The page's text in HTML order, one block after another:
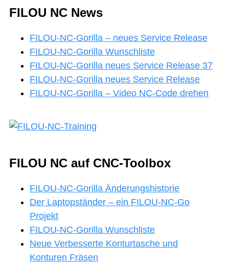
FILOU NC News
FILOU-NC-Gorilla – neues Service Release
FILOU-NC-Gorilla Wunschliste
FILOU-NC-Gorilla neues Service Release 37
FILOU-NC-Gorilla neues Service Release
FILOU-NC-Gorilla – Video NC-Code drehen
FILOU NC auf CNC-Toolbox
FILOU-NC-Gorilla Änderungshistorie
Der Laptopständer – ein FILOU-NC-Go
Projekt
FILOU-NC-Gorilla Wunschliste
Neue Verbesserte Konturtasche und
Konturen Fräsen